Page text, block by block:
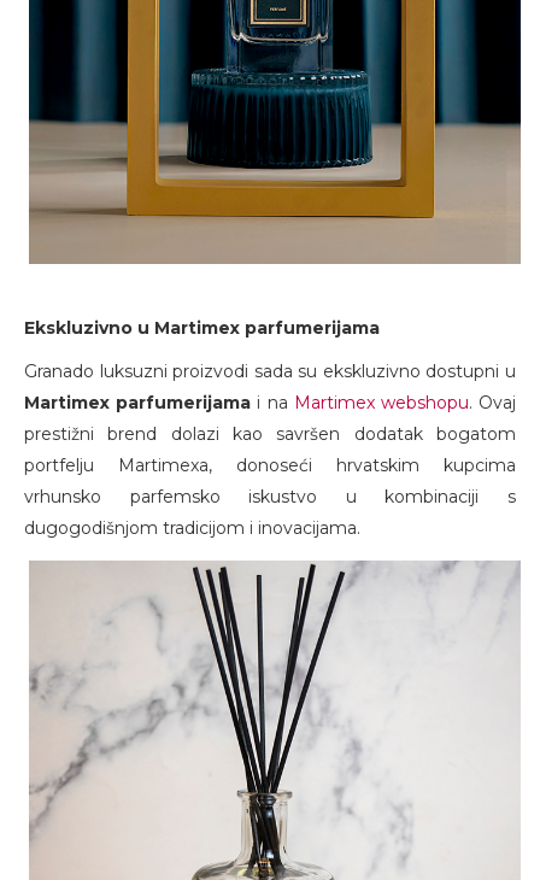
Ekskluzivno u Martimex parfumerijama
Granado luksuzni proizvodi sada su ekskluzivno dostupni u
Martimex parfumerijama i na Martimex webshopu. Ovaj
prestižni brend dolazi kao savršen dodatak bogatom
portfelju Martimexa, donoseći hrvatskim kupcima
vrhunsko parfemsko iskustvo u kombinaciji s
dugogodišnjom tradicijom i inovacijama.